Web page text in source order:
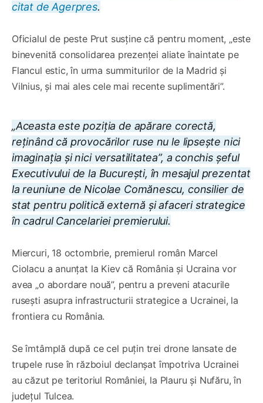
citat de Agerpres.
Oficialul de peste Prut susține că pentru moment, „este
binevenită consolidarea prezenţei aliate înaintate pe
Flancul estic, în urma summiturilor de la Madrid şi
Vilnius, şi mai ales cele mai recente suplimentări”.
„Aceasta este poziţia de apărare corectă,
reţinând că provocărilor ruse nu le lipseşte nici
imaginaţia şi nici versatilitatea”, a conchis șeful
Executivului de la București, în mesajul prezentat
la reuniune de Nicolae Comănescu, consilier de
stat pentru politică externă şi afaceri strategice
în cadrul Cancelariei premierului.
Miercuri, 18 octombrie, premierul român Marcel
Ciolacu a anunțat la Kiev că România şi Ucraina vor
avea „o abordare nouă”, pentru a preveni atacurile
ruseşti asupra infrastructurii strategice a Ucrainei, la
frontiera cu România.
Se îmtâmplă după ce cel puțin trei drone lansate de
trupele ruse în războiul declanșat împotriva Ucrainei
au căzut pe teritoriul României, la Plauru și Nufăru, în
județul Tulcea.